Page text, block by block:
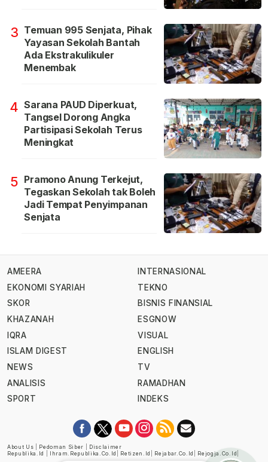
3 Temuan 995 Senjata, Pihak
Yayasan Sekolah Bantah
Ada Ekstrakulikuler
Menembak
4 Sarana PAUD Diperkuat,
Tangsel Dorong Angka
Partisipasi Sekolah Terus
Meningkat
5 Pramono Anung Terkejut,
Tegaskan Sekolah tak Boleh
Jadi Tempat Penyimpanan
Senjata
AMEERA
EKONOMI SYARIAH
SKOR
KHAZANAH
IQRA
ISLAM DIGEST
NEWS
ANALISIS
SPORT
INTERNASIONAL
TEKNO
BISNIS FINANSIAL
ESGNOW
VISUAL
ENGLISH
TV
RAMADHAN
INDEKS
About Us Pedoman Siber
Disclaimer
Republika.id
Ihram.republika.co.id Retizen.id Rejabar.co.id Rejogja.co.id